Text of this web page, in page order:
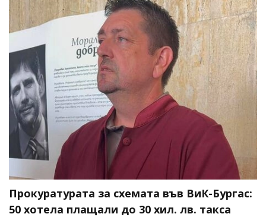
Прокуратурата за схемата във ВиК-Бургас:
50 хотела плащали до 30 хил. лв. такса